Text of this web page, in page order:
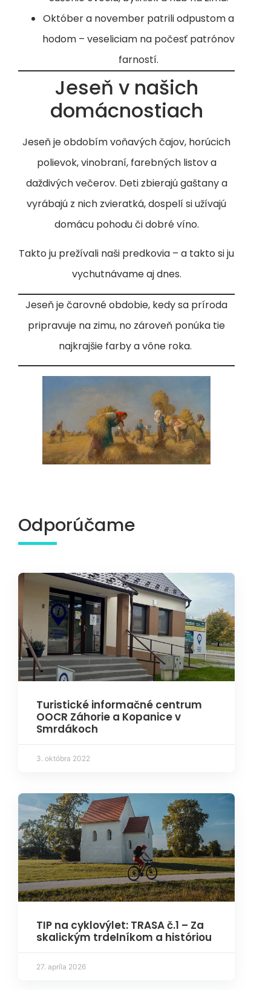
Október a november patrili odpustom a
hodom – veseliciam na počesť patrónov
farností.
Jeseň v našich
domácnostiach
Jeseň je obdobím voňavých čajov, horúcich
polievok, vinobraní, farebných listov a
daždivých večerov. Deti zbierajú gaštany a
vyrábajú z nich zvieratká, dospelí si užívajú
domácu pohodu či dobré víno.
Takto ju prežívali naši predkovia – a takto si ju
vychutnávame aj dnes.
Jeseň je čarovné obdobie, kedy sa príroda
pripravuje na zimu, no zároveň ponúka tie
najkrajšie farby a vône roka.
Odporúčame
Turistické informačné centrum
OOCR Záhorie a Kopanice v
Smrdákoch
3. októbra 2022
TIP na cyklovýlet: TRASA č.1 – Za
skalickým trdelníkom a históriou
27. apríla 2026